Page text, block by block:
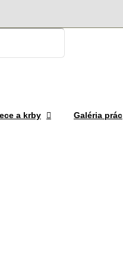
a krby Galéria prác